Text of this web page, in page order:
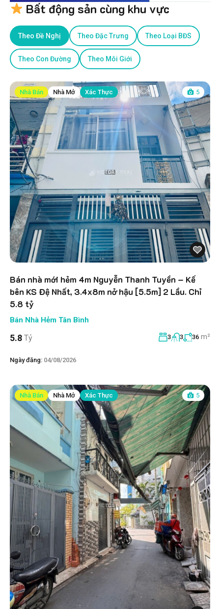
Bất động sản cùng khu vực
Theo Đề Nghị Theo Đặc Trưng Theo Loại BĐS
Theo Con Đường Theo Môi Giới
Nhà Bán Nhà Mở Xác Thực 5
Bán nhà mới hẻm 4m Nguyễn Thanh Tuyền – Kế
bên KS Đệ Nhất, 3.4x8m nở hậu [5.5m] 2 Lầu. Chỉ
5.8 tỷ
Bán Nhà Hẻm Tân Bình
5.8 Tỷ 3 3 36 m²
Ngày đăng: 04/08/2026
Nhà Bán Nhà Mở Xác Thực 5